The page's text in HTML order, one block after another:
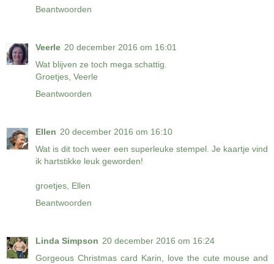
Beantwoorden
Veerle 20 december 2016 om 16:01
Wat blijven ze toch mega schattig.
Groetjes, Veerle
Beantwoorden
Ellen 20 december 2016 om 16:10
Wat is dit toch weer een superleuke stempel. Je kaartje vind
ik hartstikke leuk geworden!
groetjes, Ellen
Beantwoorden
Linda Simpson 20 december 2016 om 16:24
Gorgeous Christmas card Karin, love the cute mouse and